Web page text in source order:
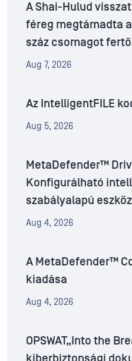
A Shai-Hulud
féreg megtámadta
száz csomagot
Aug 7, 2026
Az IntelligentFILE
Aug 5, 2026
MetaDefender™
Konfigurálható
szabályalapú
Aug 4, 2026
A MetaDefender™
kiadása
Aug 4, 2026
OPSWAT„Into the